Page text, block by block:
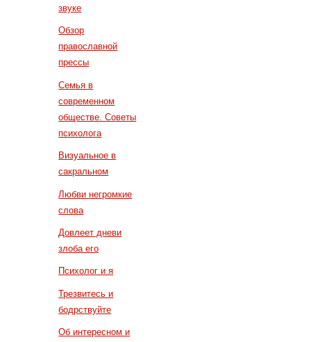
звуке
Обзор
православной
прессы
Семья в
современном
обществе. Советы
психолога
Визуальное в
сакральном
Любви негромкие
слова
Довлеет дневи
злоба его
Психолог и я
Трезвитесь и
бодрствуйте
Об интересном и